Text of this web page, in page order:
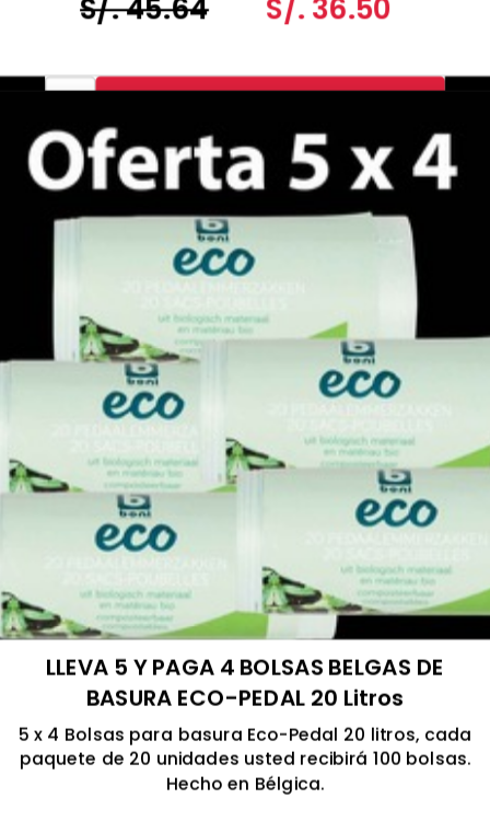
S/. 45.64 S/. 36.50
LLEVA 5 Y PAGA 4 BOLSAS BELGAS DE
BASURA ECO-PEDAL 20 Litros
5 x 4 Bolsas para basura Eco-Pedal 20 litros, cada
paquete de 20 unidades usted recibirá 100 bolsas.
Hecho en Bélgica.